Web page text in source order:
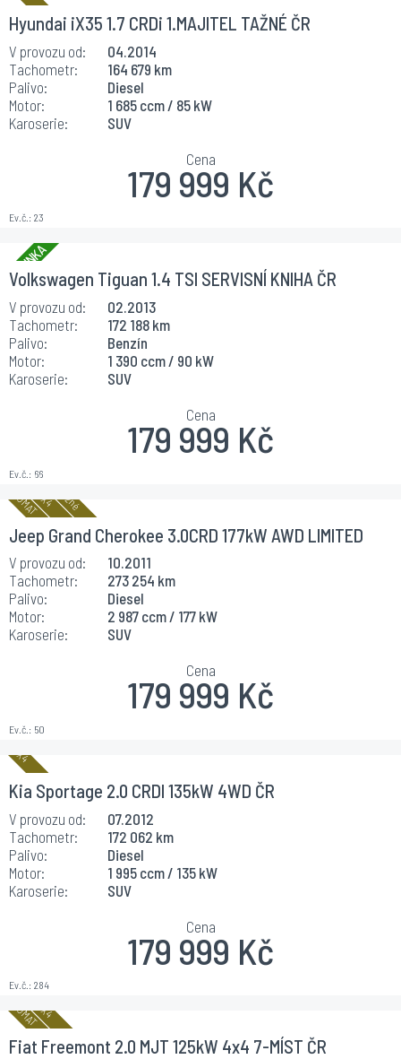
Hyundai iX35 1.7 CRDi 1.MAJITEL TAŽNÉ ČR
V provozu od:
04.2014
Tachometr:
164 679 km
Palivo:
Diesel
Motor:
1 685 ccm / 85 kW
Karoserie:
SUV
Ev.č.: 23
Cena
179 999 Kč
Volkswagen Tiguan 1.4 TSI SERVISNÍ KNIHA ČR
V provozu od:
02.2013
Tachometr:
172 188 km
Palivo:
Benzín
Motor:
1 390 ccm / 90 kW
Karoserie:
SUV
Ev.č.: 66
Cena
179 999 Kč
Jeep Grand Cherokee 3.0CRD 177kW AWD LIMITED
TAŽNÉ
V provozu od:
10.2011
Tachometr:
273 254 km
Palivo:
Diesel
Motor:
2 987 ccm / 177 kW
Karoserie:
SUV
Ev.č.: 50
Cena
179 999 Kč
Kia Sportage 2.0 CRDI 135kW 4WD ČR
V provozu od:
07.2012
Tachometr:
172 062 km
Palivo:
Diesel
Motor:
1 995 ccm / 135 kW
Karoserie:
SUV
Ev.č.: 284
Cena
179 999 Kč
Fiat Freemont 2.0 MJT 125kW 4x4 7-MÍST ČR